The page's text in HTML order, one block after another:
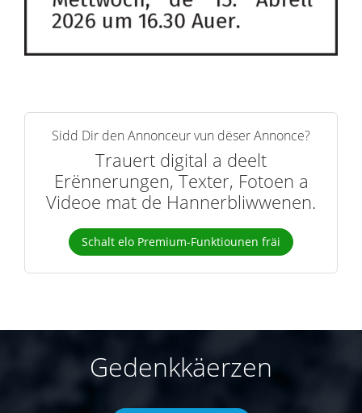
Sidd Dir den Annonceur vun dëser Annonce?
Trauert digital a deelt
Erënnerungen, Texter, Fotoen a
Videoe mat de Hannerbliwwenen.
Schalt elo Premium-Funktiounen fräi
Gedenkkäerzen